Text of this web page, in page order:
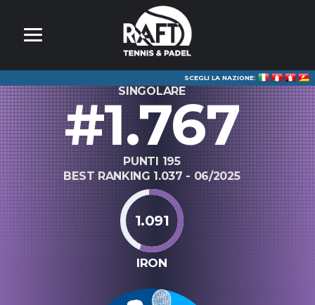
SCEGLI LA NAZIONE:
SINGOLARE
#1.767
PUNTI 195
BEST RANKING 1.037 - 06/2025
1.091
IRON